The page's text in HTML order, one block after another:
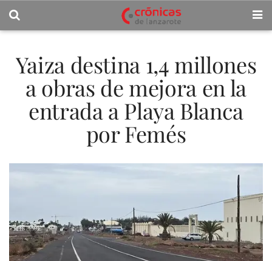
Yaiza destina 1,4 millones
a obras de mejora en la
entrada a Playa Blanca
por Femés